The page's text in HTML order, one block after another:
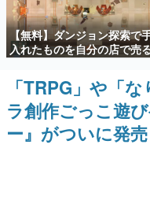
新世代に
これからのデ
の姿を追い、
ゲーム世代
ゲームに多
日本のコンテ
画です。
【無料】ダンジョン探索で
入れたものを自分の店で売
ーム『Moonlighter』が
にて無料配布中！続編
『Moonlighter 2』の9月2
式リリースを記念したキャ
ーン
「TRPG」や「
ラ創作ごっこ遊
ー』がついに発売